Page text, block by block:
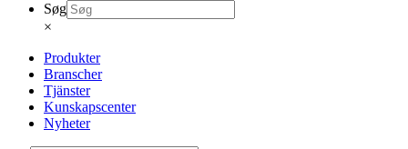
Søg
×
Produkter
Branscher
Tjänster
Kunskapscenter
Nyheter